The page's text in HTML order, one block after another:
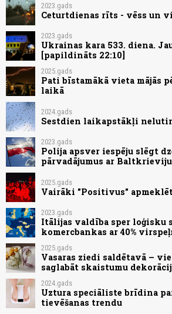
2023.gads
Ceturtdienas rīts - vēss un
2023.gads
Ukrainas kara 533. diena.
[papildināts 22:10]
2025.gads
Pati bīstamākā vieta mājās
laikā
2024.gads
Sestdien laikapstākļi
2023.gads
Polija apsver iespēju slēgt
pārvadājumus ar Baltkrieviju
2025.gads
Vairāki "Positivus"
2023.gads
Itālijas valdība sper loģisku
komercbankas ar 40%
2025.gads
Vasaras ziedi saldētavā –
saglabāt skaistumu
2024.gads
Uztura speciāliste brīdina
tievēšanas trendu